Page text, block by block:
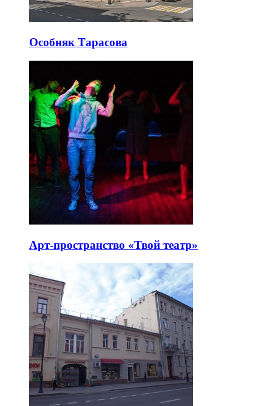
Особняк Тарасова
Арт-пространство «Твой театр»